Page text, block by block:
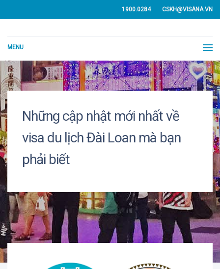
1900.0284 CSKH@VISANA.VN
MENU
Những cập nhật mới nhất về
visa du lịch Đài Loan mà bạn
phải biết